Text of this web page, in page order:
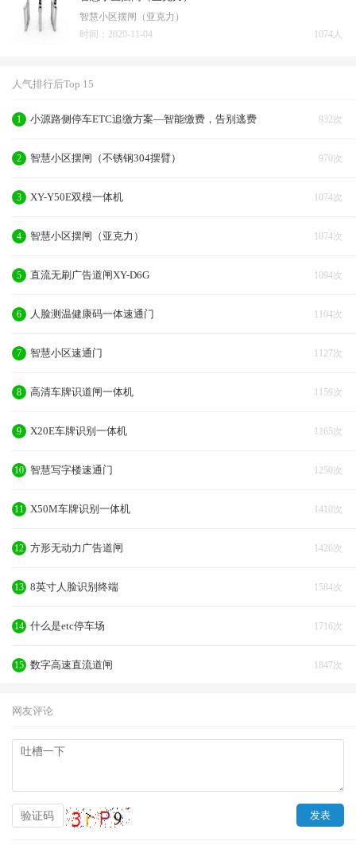
智慧小区摆闸（亚克力）
1074人
时间：2020-11-04
人气排行后Top 15
932次
1 小源路侧停车ETC追缴方案—智能缴费，告别逃费
970次
2 智慧小区摆闸（不锈钢304摆臂）
1074次
3 XY-Y50E双模一体机
1074次
4 智慧小区摆闸（亚克力）
1094次
5 直流无刷广告道闸XY-D6G
1104次
6 人脸测温健康码一体速通门
1127次
7 智慧小区速通门
1159次
8 高清车牌识道闸一体机
1165次
9 X20E车牌识别一体机
1250次
10 智慧写字楼速通门
1410次
11 X50M车牌识别一体机
1426次
12 方形无动力广告道闸
1584次
13 8英寸人脸识别终端
1716次
14 什么是etc停车场
1847次
15 数字高速直流道闸
网友评论